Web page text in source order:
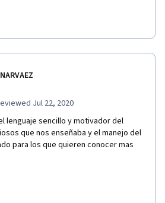
Jul 22, 2020
lenguaje sencillo y motivador del
que nos enseñaba y el manejo del
para los que quieren conocer mas